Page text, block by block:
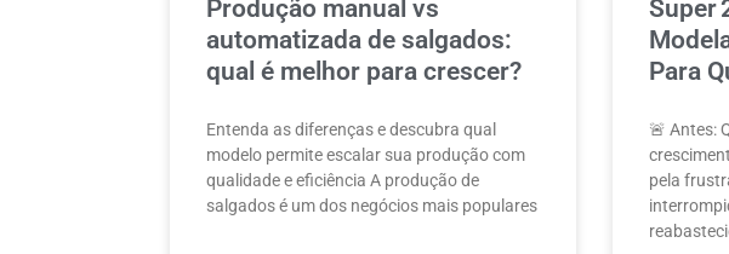
Produção manual vs
automatizada de salgados:
qual é melhor para crescer?
Entenda as diferenças e descubra qual
modelo permite escalar sua produção com
qualidade e eficiência A produção de
salgados é um dos negócios mais populares
Super
Para
🚨 Antes:
pela